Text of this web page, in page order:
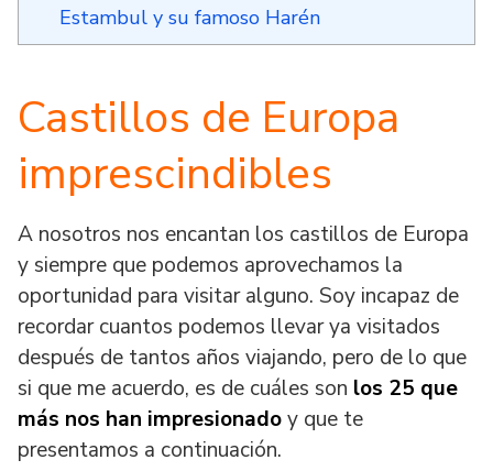
Estambul y su famoso Harén
Castillos de Europa
imprescindibles
A nosotros nos encantan los castillos de Europa
y siempre que podemos aprovechamos la
oportunidad para visitar alguno. Soy incapaz de
recordar cuantos podemos llevar ya visitados
después de tantos años viajando, pero de lo que
si que me acuerdo, es de cuáles son los 25 que
más nos han impresionadoy que te
presentamos a continuación.